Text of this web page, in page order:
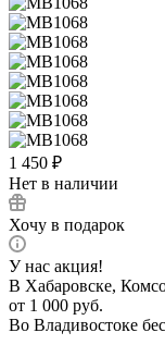
1 450 ₽
Нет в наличии
Хочу в подарок
У нас акция!
В Хабаровске,
от 1 000 руб.
Во Владивостоке